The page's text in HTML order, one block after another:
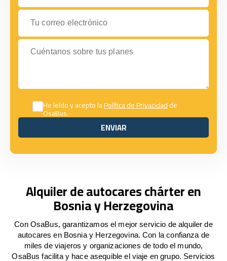
Tu correo electrónico
Cuéntanos sobre tus planes
He leído y acepto laPolítica de Privacidadde
OsaBus.
ENVIAR
ENVIAR
Alquiler de autocares chárter en
Bosnia y Herzegovina
Con OsaBus, garantizamos el mejor servicio de alquiler de
autocares en Bosnia y Herzegovina. Con la confianza de
miles de viajeros y organizaciones de todo el mundo,
OsaBus facilita y hace asequible el viaje en grupo. Servicios